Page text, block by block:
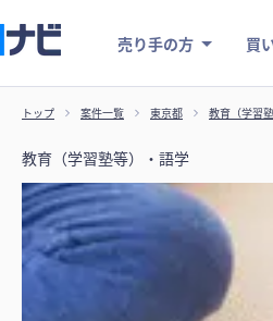
売り手の方 買
トップ 案件一覧 東京都 教育（学習
教育（学習塾等）・語学